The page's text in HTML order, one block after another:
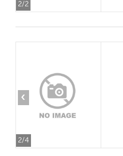
2/2
2/4
‹